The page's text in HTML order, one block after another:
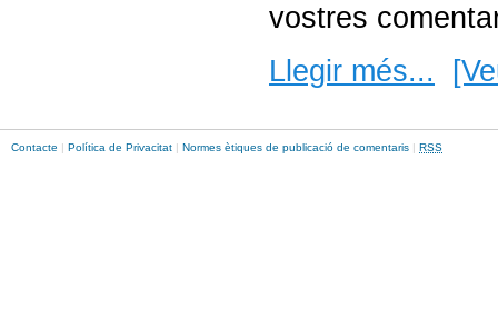
vostres
Llegir més...
Contacte | Política de Privacitat | Normes ètiques de publicació de comentaris | RSS